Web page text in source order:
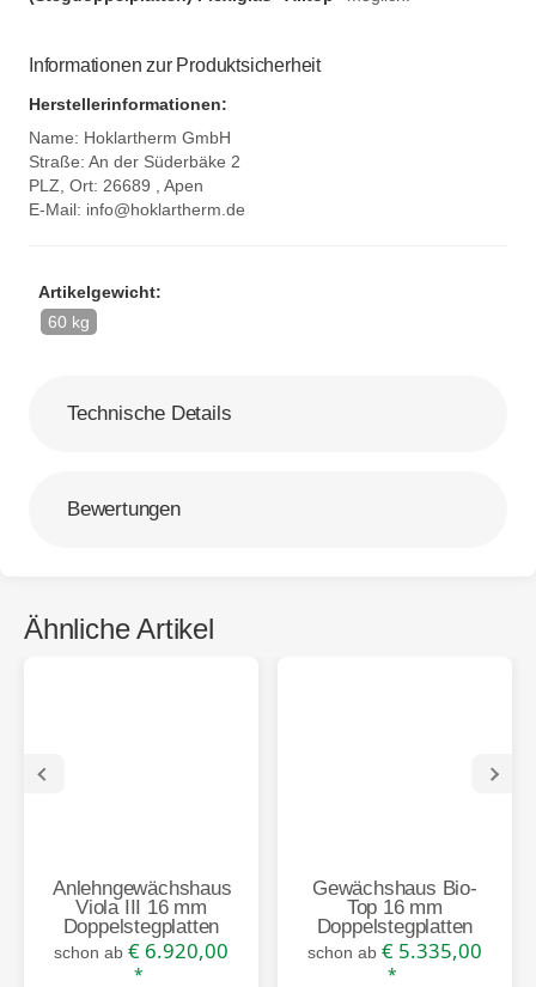
Informationen zur Produktsicherheit
Herstellerinformationen:
Name: Hoklartherm GmbH
Straße: An der Süderbäke 2
PLZ, Ort: 26689 , Apen
E-Mail: info@hoklartherm.de
Artikelgewicht:
60 kg
Technische Details
Bewertungen
Ähnliche Artikel
Anlehngewächshaus
Viola III 16 mm
Doppelstegplatten
schon ab € 6.920,00
*
Gewächshaus Bio-
Top 16 mm
Doppelstegplatten
schon ab € 5.335,00
*